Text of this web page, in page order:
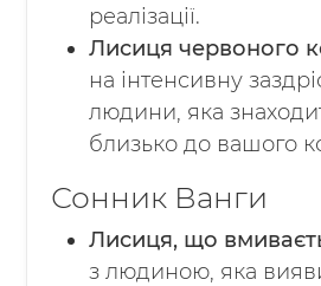
реалізації.
Лисиця червоного
на інтенсивну
людини, яка
близько до вашого
Сонник Ванги
Лисиця, що
з людиною, яка